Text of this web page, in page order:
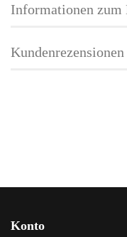
Informationen zum
Kundenrezensionen
Konto